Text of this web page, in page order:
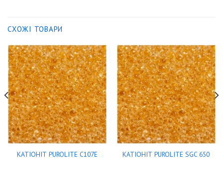
СХОЖІ ТОВАРИ
КАТІОНІТ PUROLITE C107E КАТІОНІТ PUROLITE SGC 650